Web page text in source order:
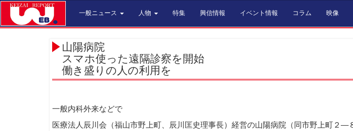
一般ニュース 人物 特集 興信情報 イベント情報 コラム 映像
山陽病院
スマホ使った遠隔診察を開始
働き盛りの人の利用を
一般内科外来などで
医療法人辰川会（福山市野上町、辰川匡史理事長）経営の山陽病院（同市野上町２―